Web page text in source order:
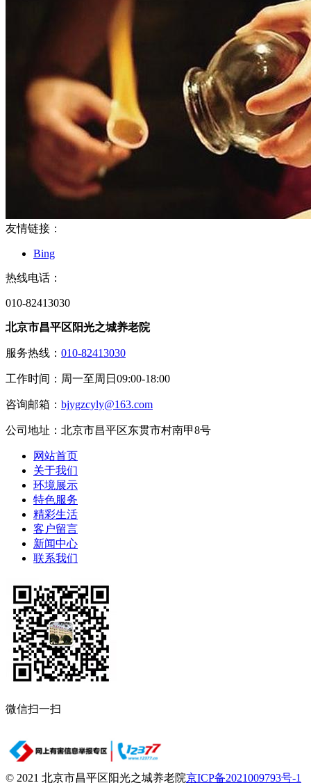
友情链接：
Bing
热线电话：
010-82413030
北京市昌平区阳光之城养老院
服务热线： 010-82413030
工作时间：周一至周日09:00-18:00
咨询邮箱： bjygzcyly@163.com
公司地址：北京市昌平区东贯市村南甲8号
网站首页
关于我们
环境展示
特色服务
精彩生活
客户留言
新闻中心
联系我们
微信扫一扫
© 2021 北京市昌平区阳光之城养老院京ICP备2021009793号-1